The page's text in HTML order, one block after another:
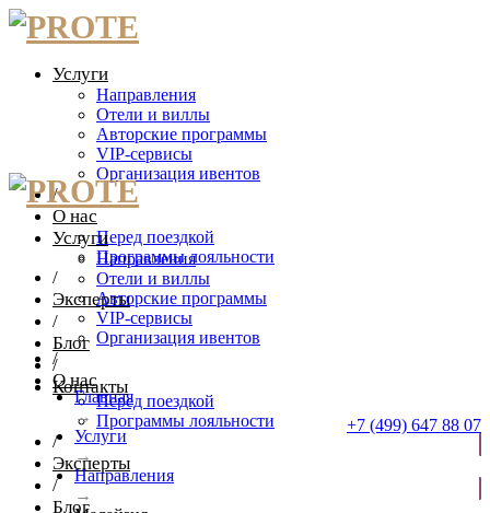
Услуги
Направления
Отели и виллы
Авторские программы
VIP-сервисы
Организация ивентов
/
О нас
Перед поездкой
Программы лояльности
/
Эксперты
/
Блог
/
Контакты
+7 (499) 647 88 07
Услуги
Направления
Отели и виллы
Авторские программы
VIP-сервисы
Организация ивентов
/
О нас
Перед поездкой
Программы лояльности
/
Эксперты
/
Блог
Главная
→
Услуги
→
Направления
→